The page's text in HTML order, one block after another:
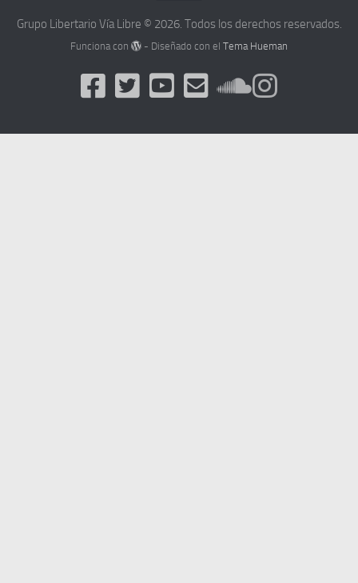
Grupo Libertario Vía Libre © 2026. Todos los derechos reservados.
Funciona con - Diseñado con elTema Hueman